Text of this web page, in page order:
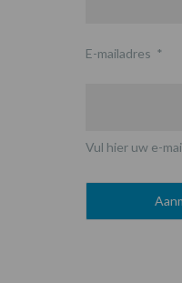
E-mailadres *
Vul hier uw e-